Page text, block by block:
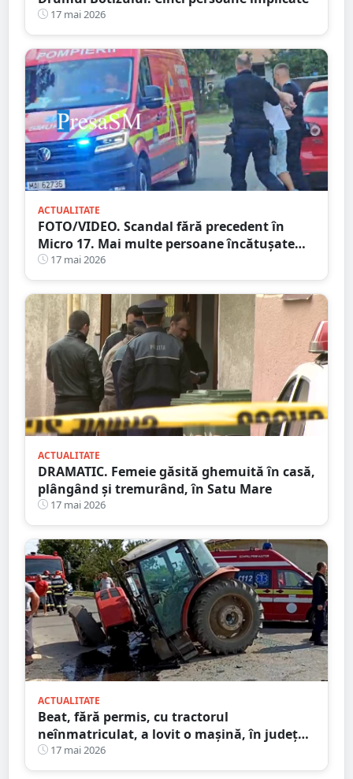
17 mai 2026
ACTUALITATE
FOTO/VIDEO. Scandal fără precedent în
Micro 17. Mai multe persoane încătușate
după o bătaie izbucnită pe stradă
17 mai 2026
ACTUALITATE
DRAMATIC. Femeie găsită ghemuită în casă,
plângând și tremurând, în Satu Mare
17 mai 2026
ACTUALITATE
Beat, fără permis, cu tractorul
neînmatriculat, a lovit o mașină, în județul
Satu Mare
17 mai 2026